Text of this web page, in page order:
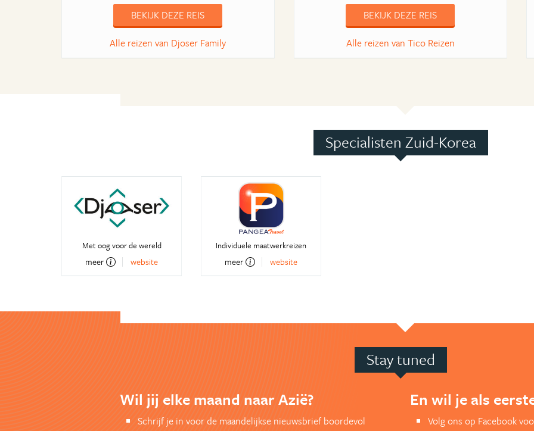
BEKIJK DEZE REIS
Alle reizen van Djoser Family
BEKIJK DEZE REIS
Alle reizen van Tico Reizen
Specialisten Zuid-Korea
Met oog voor de wereld
meer website
Individuele maatwerkreizen
meer website
Stay tuned
Wil jij elke maand naar Azië?
Schrijf je in voor de maandelijkse nieuwsbrief boordevol
En wil je als
Volg ons op Facebook